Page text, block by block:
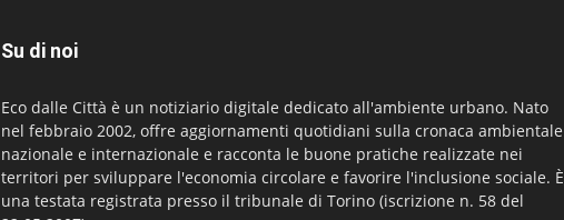
Su di noi
Eco dalle Città è un notiziario digitale dedicato all'ambiente urbano. Nato
nel febbraio 2002, offre aggiornamenti quotidiani sulla cronaca ambientale
nazionale e internazionale e racconta le buone pratiche realizzate nei
territori per sviluppare l'economia circolare e favorire l'inclusione sociale. È
una testata registrata presso il tribunale di Torino (iscrizione n. 58 del